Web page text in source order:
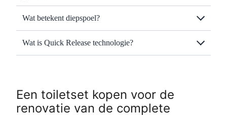
Wat betekent diepspoel?
Wat is Quick Release technologie?
Een toiletset kopen voor de
renovatie van de complete